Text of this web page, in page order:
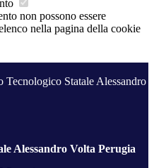
non possono essere
nella pagina della cookie
Tecnologico Statale Alessandro
Alessandro Volta Perugia